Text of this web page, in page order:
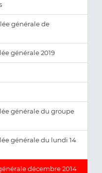
générale de
générale 2019
générale du groupe
générale du lundi 14
décembre 2014